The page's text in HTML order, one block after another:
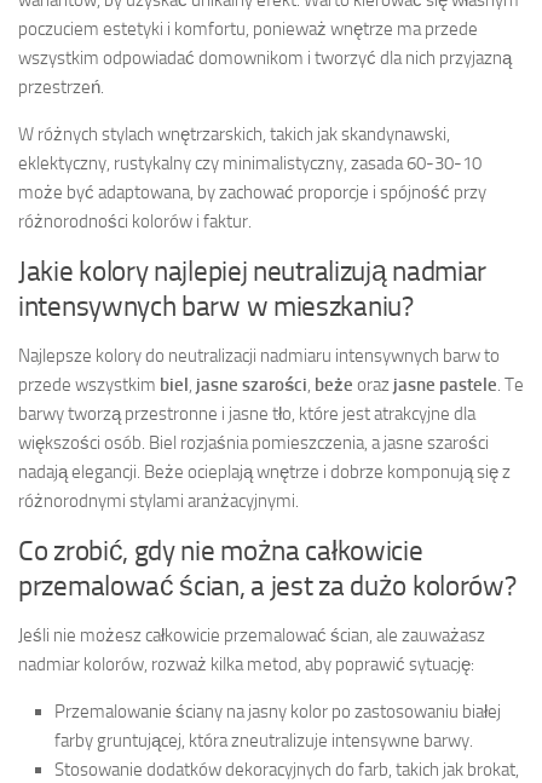
poczuciem estetyki i komfortu, ponieważ wnętrze ma przede
wszystkim odpowiadać domownikom i tworzyć dla nich przyjazną
przestrzeń.
W różnych stylach wnętrzarskich, takich jak skandynawski,
eklektyczny, rustykalny czy minimalistyczny, zasada 60-30-10
może być adaptowana, by zachować proporcje i spójność przy
różnorodności kolorów i faktur.
Jakie kolory najlepiej neutralizują nadmiar
intensywnych barw w mieszkaniu?
Najlepsze kolory do neutralizacji nadmiaru intensywnych barw to
przede wszystkim biel, jasne szarości, beże oraz jasne pastele. Te
barwy tworzą przestronne i jasne tło, które jest atrakcyjne dla
większości osób. Biel rozjaśnia pomieszczenia, a jasne szarości
nadają elegancji. Beże ocieplają wnętrze i dobrze komponują się z
różnorodnymi stylami aranżacyjnymi.
Co zrobić, gdy nie można całkowicie
przemalować ścian, a jest za dużo kolorów?
Jeśli nie możesz całkowicie przemalować ścian, ale zauważasz
nadmiar kolorów, rozważ kilka metod, aby poprawić sytuację:
Przemalowanie ściany na jasny kolor po zastosowaniu białej
farby gruntującej, która zneutralizuje intensywne barwy.
Stosowanie dodatków dekoracyjnych do farb, takich jak brokat,